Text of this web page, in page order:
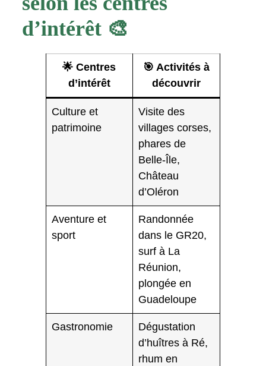
d’intérêt 🎨
🌟 Centres
d’intérêt
🎯 Activités à
découvrir
Culture et
patrimoine
Visite des
villages corses,
phares de
Belle-Île,
Château
d’Oléron
Aventure et
sport
Randonnée
dans le GR20,
surf à La
Réunion,
plongée en
Guadeloupe
Gastronomie
Dégustation
d’huîtres à Ré,
rhum en